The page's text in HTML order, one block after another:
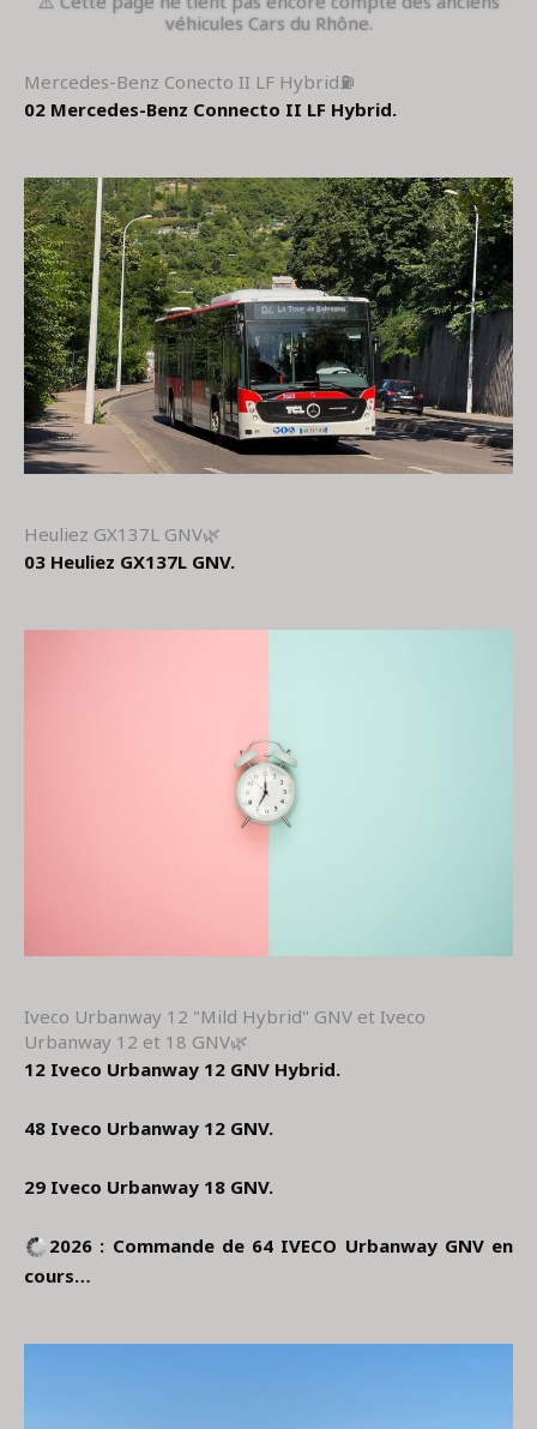
véhicules Cars du Rhône.
Mercedes-Benz Conecto II LF Hybrid⛽
02 Mercedes-Benz Connecto II LF Hybrid.
Heuliez GX137L GNV🌿
03 Heuliez GX137L GNV.
Iveco Urbanway 12 "Mild Hybrid" GNV et Iveco
Urbanway 12 et 18 GNV🌿
12 Iveco Urbanway 12 GNV Hybrid.
48 Iveco Urbanway 12 GNV.
29 Iveco Urbanway 18 GNV.
2026 : Commande de 64 IVECO Urbanway GNV en
cours…